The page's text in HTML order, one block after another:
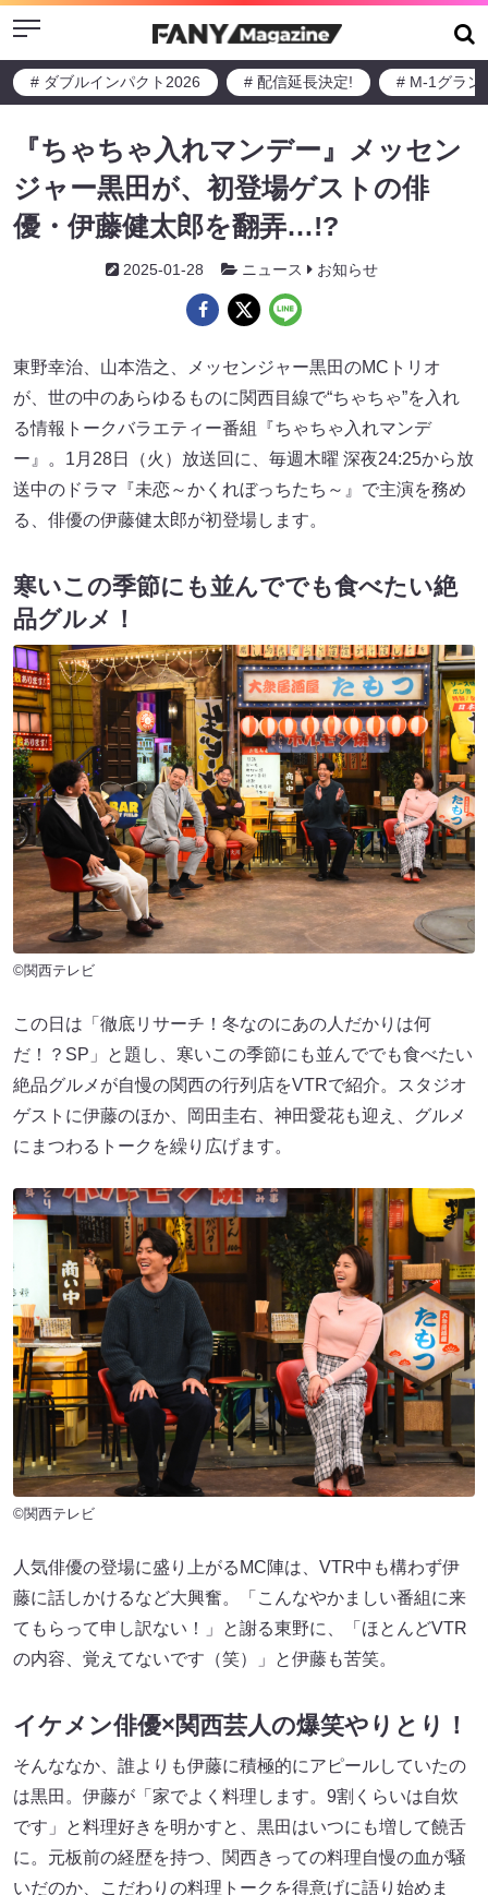
Menu
# ダブルインパクト2026 # 配信延長決定! # M-1グラン
『ちゃちゃ入れマンデー』メッセン
ジャー黒田が、初登場ゲストの俳
優・伊藤健太郎を翻弄…!?
2025-01-28 ニュース お知らせ
東野幸治、山本浩之、メッセンジャー黒田のMCトリオ
が、世の中のあらゆるものに関西目線で“ちゃちゃ”を入れ
る情報トークバラエティー番組『ちゃちゃ入れマンデ
ー』。1月28日（火）放送回に、毎週木曜 深夜24:25から放
送中のドラマ『未恋～かくれぼっちたち～』で主演を務め
る、俳優の伊藤健太郎が初登場します。
寒いこの季節にも並んででも食べたい絶
品グルメ！
©関西テレビ
この日は「徹底リサーチ！冬なのにあの人だかりは何
だ！？SP」と題し、寒いこの季節にも並んででも食べたい
絶品グルメが自慢の関西の行列店をVTRで紹介。スタジオ
ゲストに伊藤のほか、岡田圭右、神田愛花も迎え、グルメ
にまつわるトークを繰り広げます。
©関西テレビ
人気俳優の登場に盛り上がるMC陣は、VTR中も構わず伊
藤に話しかけるなど大興奮。「こんなやかましい番組に来
てもらって申し訳ない！」と謝る東野に、「ほとんどVTR
の内容、覚えてないです（笑）」と伊藤も苦笑。
イケメン俳優×関西芸人の爆笑やりとり！
そんななか、誰よりも伊藤に積極的にアピールしていたの
は黒田。伊藤が「家でよく料理します。9割くらいは自炊
です」と料理好きを明かすと、黒田はいつにも増して饒舌
に。元板前の経歴を持つ、関西きっての料理自慢の血が騒
いだのか、こだわりの料理トークを得意げに語り始めま